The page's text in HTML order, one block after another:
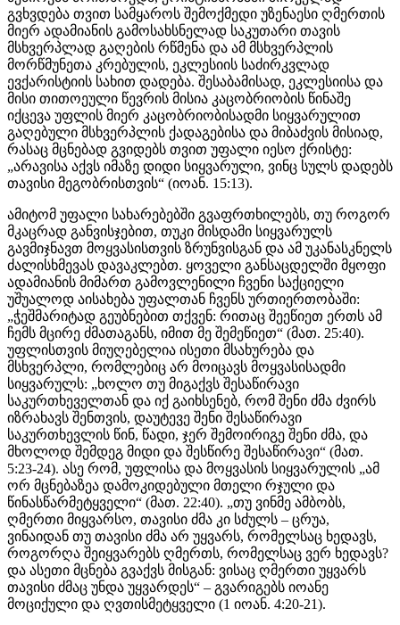
გვხვდება თვით სამყაროს შემოქმედი უზენაესი ღმერთის
მიერ ადამიანის გამოსახსნელად საკუთარი თავის
მსხვერპლად გაღების რწმენა და ამ მსხვერპლის
მორწმუნეთა კრებულის, ეკლესიის საძირკვლად
ევქარისტიის სახით დადება. შესაბამისად, ეკლესიისა და
მისი თითოეული წევრის მისია კაცობრიობის წინაშე
იქცევა უფლის მიერ კაცობრიობისადმი სიყვარულით
გაღებული მსხვერპლის ქადაგებისა და მიბაძვის მისიად,
რასაც მცნებად გვიდებს თვით უფალი იესო ქრისტე:
„არავისა აქვს იმაზე დიდი სიყვარული, ვინც სულს დადებს
თავისი მეგობრისთვის“ (იოან. 15:13).
ამიტომ უფალი სახარებებში გვაფრთხილებს, თუ როგორ
მკაცრად განვისჯებით, თუკი მისდამი სიყვარულს
გავმიჯნავთ მოყვასისთვის ზრუნვისგან და ამ უკანასკნელს
ძალისხმევას დავაკლებთ. ყოველი განსაცდელში მყოფი
ადამიანის მიმართ გამოვლენილი ჩვენი საქციელი
უშუალოდ აისახება უფალთან ჩვენს ურთიერთობაში:
„ჭეშმარიტად გეუბნებით თქვენ: რითაც შეეწიეთ ერთს ამ
ჩემს მცირე ძმათაგანს, იმით მე შემეწიეთ“ (მათ. 25:40).
უფლისთვის მიუღებელია ისეთი მსახურება და
მსხვერპლი, რომლებიც არ მოიცავს მოყვასისადმი
სიყვარულს: „ხოლო თუ მიგაქვს შესაწირავი
საკურთხეველთან და იქ გაიხსენებ, რომ შენი ძმა ძვირს
იზრახავს შენთვის, დაუტევე შენი შესაწირავი
საკურთხევლის წინ, წადი, ჯერ შემოირიგე შენი ძმა, და
მხოლოდ შემდეგ მიდი და შესწირე შესაწირავი“ (მათ.
5:23-24). ასე რომ, უფლისა და მოყვასის სიყვარულის „ამ
ორ მცნებაზეა დამოკიდებული მთელი რჯული და
წინასწარმეტყველი“ (მათ. 22:40). „თუ ვინმე ამბობს,
ღმერთი მიყვარსო, თავისი ძმა კი სძულს – ცრუა,
ვინაიდან თუ თავისი ძმა არ უყვარს, რომელსაც ხედავს,
როგორღა შეიყვარებს ღმერთს, რომელსაც ვერ ხედავს?
და ასეთი მცნება გვაქვს მისგან: ვისაც ღმერთი უყვარს
თავისი ძმაც უნდა უყვარდეს“ – გვარიგებს იოანე
მოციქული და ღვთისმეტყველი (1 იოან. 4:20-21).